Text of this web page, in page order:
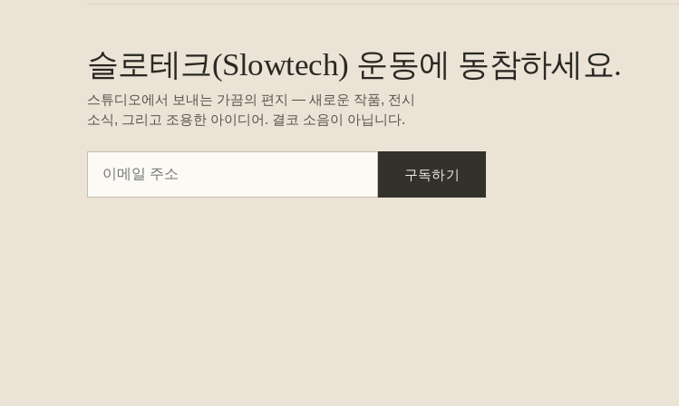
슬로테크(Slowtech) 운동에 동참하세요.
스튜디오에서 보내는 가끔의 편지 — 새로운 작품, 전시
소식, 그리고 조용한 아이디어. 결코 소음이 아닙니다.
구독하기